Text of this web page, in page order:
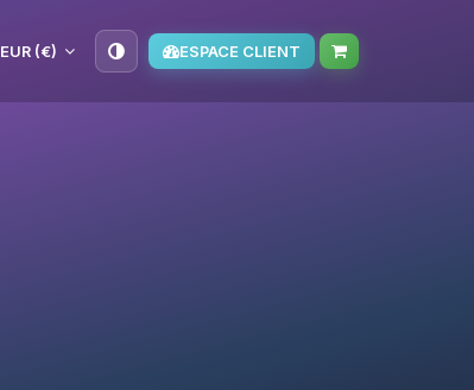
EUR (€) ESPACE CLIENT